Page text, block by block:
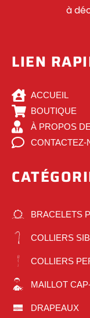
à
LIEN
ACCUEIL
BOUTIQUE
À PROPOS
CONTACTEZ-
BRACELETS
COLLIERS
COLLIERS
MAILLOT
DRAPEAUX